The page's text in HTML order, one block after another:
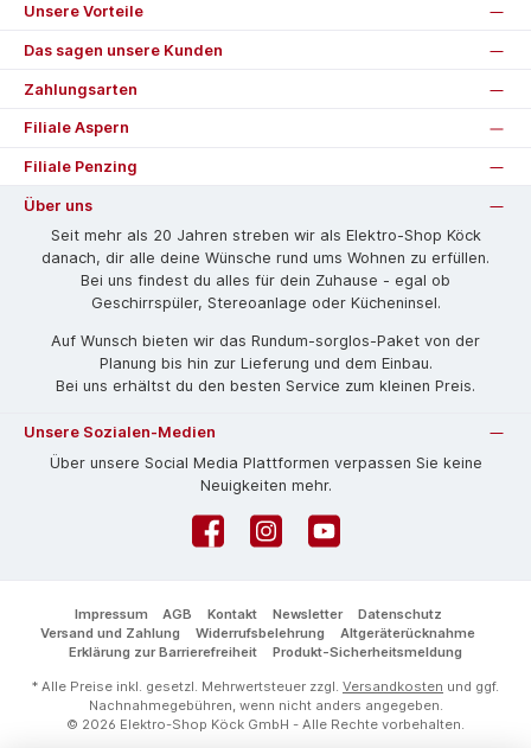
Unsere Vorteile
Das sagen unsere Kunden
Zahlungsarten
Filiale Aspern
Filiale Penzing
Über uns
Seit mehr als 20 Jahren streben wir als Elektro-Shop Köck
danach, dir alle deine Wünsche rund ums Wohnen zu erfüllen.
Bei uns findest du alles für dein Zuhause - egal ob
Geschirrspüler, Stereoanlage oder Kücheninsel.
Auf Wunsch bieten wir das Rund­um-sorg­los-Pa­ket von der
Planung bis hin zur Lieferung und dem Einbau.
Bei uns erhältst du den besten Service zum kleinen Preis.
Unsere Sozialen-Medien
Über unsere Social Media Plattformen verpassen Sie keine
Neuigkeiten mehr.
FacebookInstagramYouTube
Impressum AGB Kontakt Newsletter
Datenschutz
Versand und Zahlung
Widerrufsbelehrung
Altgeräterücknahme
Erklärung zur Barrierefreiheit
Produkt-Sicherheitsmeldung
* Alle Preise inkl. gesetzl. Mehrwertsteuer zzgl. Versandkosten und ggf.
Nachnahmegebühren, wenn nicht anders angegeben.
© 2026 Elektro-Shop Köck GmbH - Alle Rechte vorbehalten.